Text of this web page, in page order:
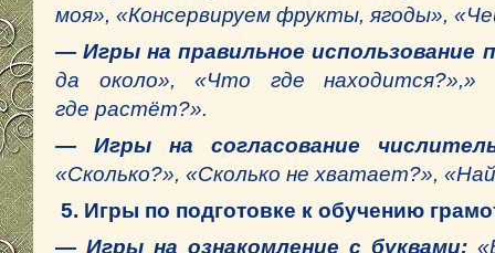
моя», «Консервируем фрукты, ягоды»,
— Игры на правильное использование
да около», «Что где
где растёт?».
— Игры на согласование
«Сколько?», «Сколько не хватает?»,
5. Игры по подготовке к обучению
— Игры на ознакомление с буквами: